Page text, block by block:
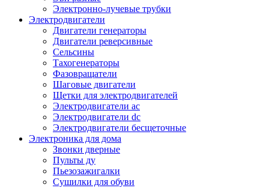
Электронно-лучевые трубки
Электродвигатели
Двигатели генераторы
Двигатели реверсивные
Сельсины
Тахогенераторы
Фазовращатели
Шаговые двигатели
Щетки для электродвигателей
Электродвигатели ac
Электродвигатели dc
Электродвигатели бесщеточные
Электроника для дома
Звонки дверные
Пульты ду
Пьезозажигалки
Сушилки для обуви